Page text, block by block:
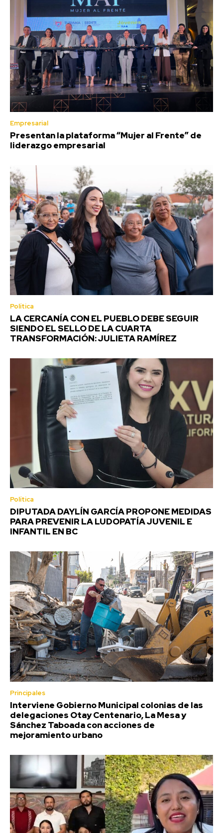
Empresarial
Presentan la plataforma “Mujer al Frente” de
liderazgo empresarial
Política
LA CERCANÍA CON EL PUEBLO DEBE SEGUIR
SIENDO EL SELLO DE LA CUARTA
TRANSFORMACIÓN: JULIETA RAMÍREZ
Política
DIPUTADA DAYLÍN GARCÍA PROPONE MEDIDAS
PARA PREVENIR LA LUDOPATÍA JUVENIL E
INFANTIL EN BC
Principales
Interviene Gobierno Municipal colonias de las
delegaciones Otay Centenario, La Mesa y
Sánchez Taboada con acciones de
mejoramiento urbano